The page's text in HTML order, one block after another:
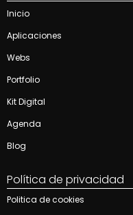
Inicio
Aplicaciones
Webs
Portfolio
Kit Digital
Agenda
Blog
Política de privacidad
Politica de cookies